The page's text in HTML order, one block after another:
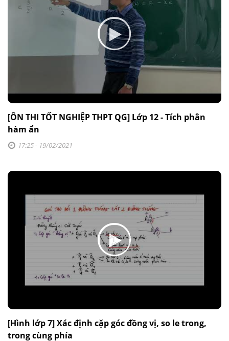
[ÔN THI TỐT NGHIỆP THPT QG] Lớp 12 - Tích phân
hàm ẩn
17:25 - 19/02/2021
[Hình lớp 7] Xác định cặp góc đồng vị, so le trong,
trong cùng phía